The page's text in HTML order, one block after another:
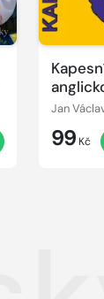
česko-
Jan
99 Kč